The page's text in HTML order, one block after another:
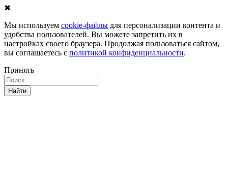
✖
Мы используем cookie-файлы для персонализации контента и
удобства пользователей. Вы можете запретить их в
настройках своего браузера. Продолжая пользоваться сайтом,
вы соглашаетесь с политикой конфиденциальности.
Принять
Найти